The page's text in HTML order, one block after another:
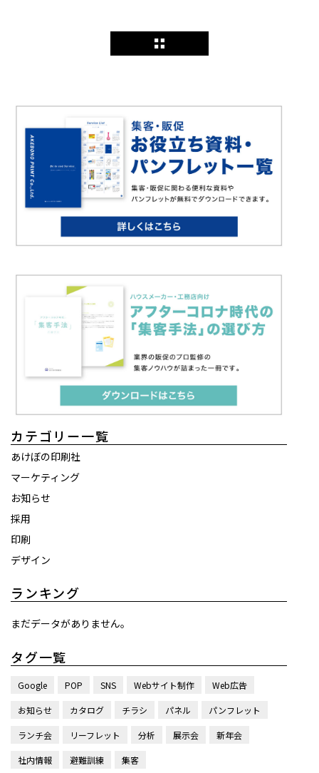
カテゴリー一覧
あけぼの印刷社
マーケティング
お知らせ
採用
印刷
デザイン
ランキング
まだデータがありません。
タグ一覧
Google POP SNS Webサイト制作 Web広告
お知らせ カタログ チラシ パネル パンフレット
ランチ会 リーフレット 分析 展示会 新年会
社内情報 避難訓練 集客